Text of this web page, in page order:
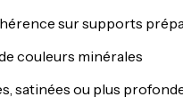
sur supports
couleurs minérales
satinées ou plus